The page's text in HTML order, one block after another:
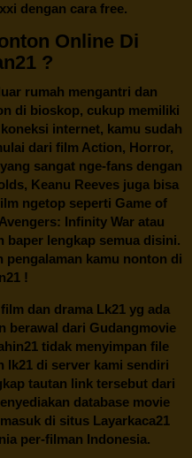
dengan cara free.
Online Di
?
rumah mengantri dan
di bioskop, cukup memiliki
internet, kamu sudah
dari film Action, Horror,
sangat nge-fans dengan
Keanu Reeves juga bisa
ngetop seperti Game of
Infinity War atau
baper lengkap semua disini.
pengalaman kamu nonton di
!
dan dramaLk21yg ada
berawal dari Gudangmovie
tidak menyimpan file
lk21 di server kami sendiri
tautan link tersebut dari
database movie
di situs Layarkaca21
per-filman Indonesia.